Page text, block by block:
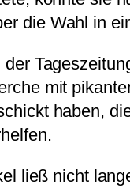
die Wahl in
mit
haben,
ließ nicht